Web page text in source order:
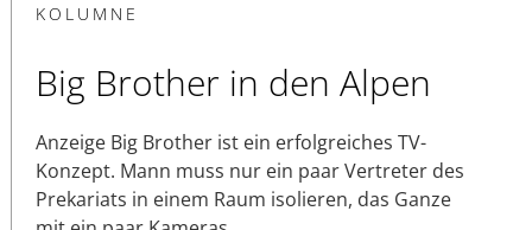
KOLUMNE
Big Brother in den Alpen
Anzeige Big Brother ist ein erfolgreiches TV-
Konzept. Mann muss nur ein paar Vertreter des
Prekariats in einem Raum isolieren, das Ganze